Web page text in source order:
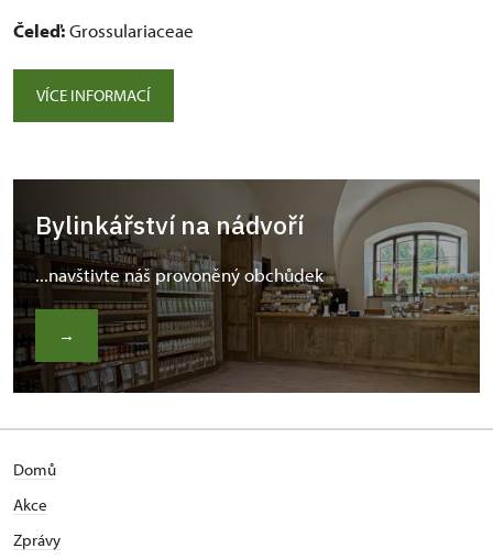
Čeleď:Grossulariaceae
VÍCE INFORMACÍ
Bylinkářství na nádvoří
...navštivte náš provoněný obchůdek
→
Domů
Akce
Zprávy